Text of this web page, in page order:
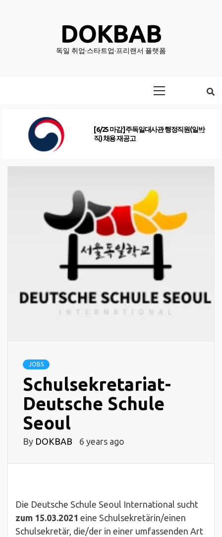
DOKBAB
독일 취업·스타트업·프리랜서 플랫폼
[6/25 마감] 주독일대사관 행정직원(일반
직) 채용 재공고
JOBS
Schulsekretariat-
Deutsche Schule
Seoul
By DOKBAB 6 years ago
Die Deutsche Schule Seoul International sucht
zum 15.03.2021 eine Schulsekretärin/einen
Schulsekretär, die/der in einer umfassenden Art